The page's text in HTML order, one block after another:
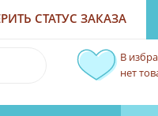
СТАТУС ЗАКАЗА
В
нет